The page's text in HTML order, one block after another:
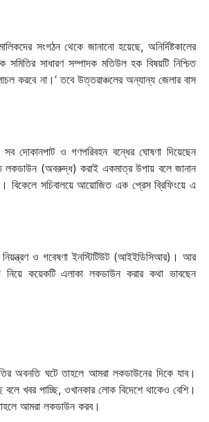
সংগঠন থেকে জানানো হয়েছে, অনির্দিষ্টকালের
সমিতির সাধারণ সম্পাদক মতিউল হক বিষয়টি নিশ্চিত
করবে না।’ তবে উত্তরাঞ্চলের অন্যান্য জেলার বাস
সব দোকানপাট ও গণপরিবহন বন্ধের ঘোষণা দিয়েছেন
লকডাউন (অবরুদ্ধ) করাই একমাত্র উপায় বলে জানান
বিকেলে সচিবালয়ে আয়োজিত এক প্রেস ব্রিফিংয়ে এ
ও গবেষণা ইনস্টিটিউট (আইইডিসিআর)। আর
নিয়ে কয়েকটি এলাকা লকডাউন করার কথা ভাবছেন
অবনতি ঘটে তাহলে আমরা লকডাউনের দিকে যাব।
খবর পাচ্ছি, ওখানকার লোক বিদেশে থাকেও বেশি।
আমরা লকডাউন করব।